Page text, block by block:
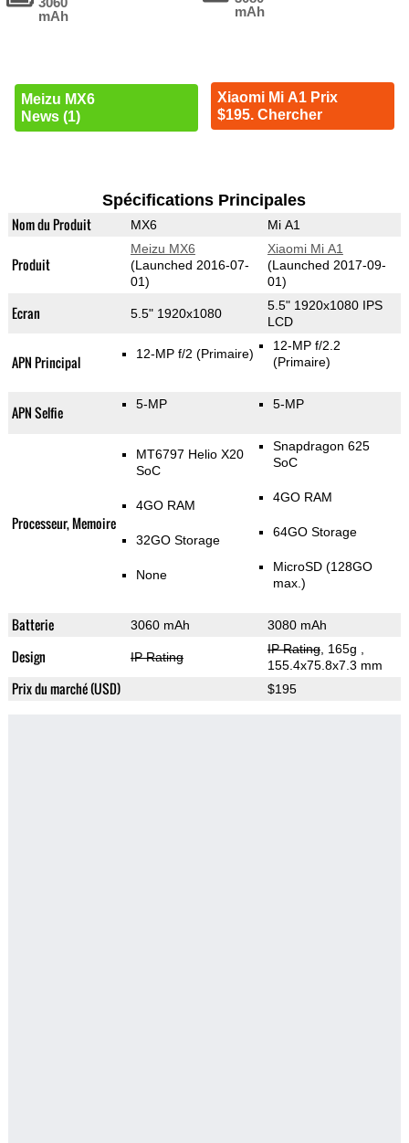
mAh
Meizu MX6
News (1)
mAh
Xiaomi Mi A1 Prix
$195. Chercher
Spécifications Principales
Nom du Produit MX6 Mi A1
Produit
Meizu MX6
(Launched 2016-07-
01)
Xiaomi Mi A1
(Launched 2017-09-
01)
Ecran 5.5" 1920x1080
5.5" 1920x1080 IPS
LCD
APN Principal 12-MP f/2 (Primaire)
12-MP f/2.2
(Primaire)
APN Selfie 5-MP 5-MP
Processeur, Memoire
MT6797 Helio X20
SoC
4GO RAM
32GO Storage
None
Snapdragon 625
SoC
4GO RAM
64GO Storage
MicroSD (128GO
max.)
Batterie 3060 mAh 3080 mAh
Design IP Rating
IP Rating, 165g
155.4x75.8x7.3 mm
Prix du marché (USD) $195